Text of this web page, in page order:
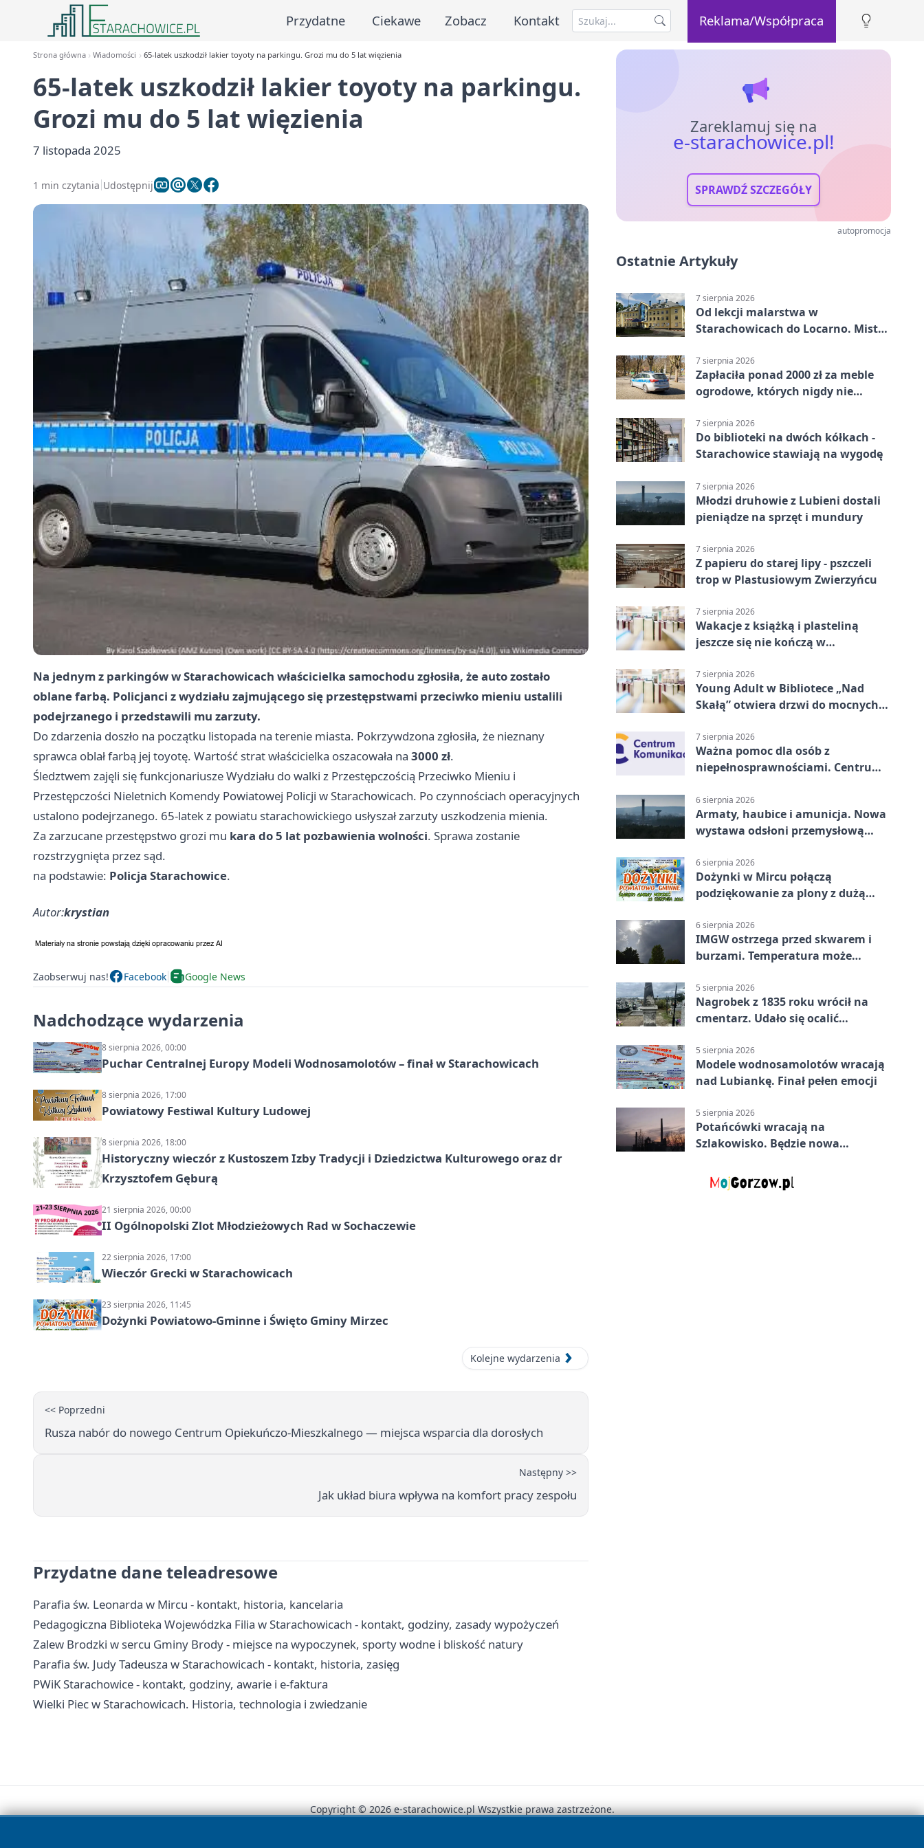
Przydatne Ciekawe Zobacz Kontakt Reklama/Współpraca
Strona główna Wiadomości 65-latek uszkodził lakier toyoty na parkingu. Grozi mu do 5 lat więzienia
65-latek uszkodził lakier toyoty na parkingu.
Grozi mu do 5 lat więzienia
7 listopada 2025
1 min czytania Udostępnij
Na jednym z parkingów w Starachowicach właścicielka samochodu zgłosiła, że auto zostało
oblane farbą. Policjanci z wydziału zajmującego się przestępstwami przeciwko mieniu ustalili
podejrzanego i przedstawili mu zarzuty.
Do zdarzenia doszło na początku listopada na terenie miasta. Pokrzywdzona zgłosiła, że nieznany
sprawca oblał farbą jej toyotę. Wartość strat właścicielka oszacowała na 3000 zł.
Śledztwem zajęli się funkcjonariusze Wydziału do walki z Przestępczością Przeciwko Mieniu i
Przestępczości Nieletnich Komendy Powiatowej Policji w Starachowicach. Po czynnościach operacyjnych
ustalono podejrzanego. 65-latek z powiatu starachowickiego usłyszał zarzuty uszkodzenia mienia.
Za zarzucane przestępstwo grozi mu kara do 5 lat pozbawienia wolności. Sprawa zostanie
rozstrzygnięta przez sąd.
na podstawie: Policja Starachowice.
Autor:krystian
Zaobserwuj nas! Facebook Google News
Nadchodzące wydarzenia
8 sierpnia 2026, 00:00
Puchar Centralnej Europy Modeli Wodnosamolotów – finał w Starachowicach
8 sierpnia 2026, 17:00
Powiatowy Festiwal Kultury Ludowej
8 sierpnia 2026, 18:00
Historyczny wieczór z Kustoszem Izby Tradycji i Dziedzictwa Kulturowego oraz dr
Krzysztofem Gęburą
21 sierpnia 2026, 00:00
II Ogólnopolski Zlot Młodzieżowych Rad w Sochaczewie
22 sierpnia 2026, 17:00
Wieczór Grecki w Starachowicach
23 sierpnia 2026, 11:45
Dożynki Powiatowo-Gminne i Święto Gminy Mirzec
Kolejne wydarzenia
<< Poprzedni
Rusza nabór do nowego Centrum Opiekuńczo‑Mieszkalnego — miejsca wsparcia dla dorosłych
Następny >>
Jak układ biura wpływa na komfort pracy zespołu
Przydatne dane teleadresowe
Parafia św. Leonarda w Mircu - kontakt, historia, kancelaria
Pedagogiczna Biblioteka Wojewódzka Filia w Starachowicach - kontakt, godziny, zasady wypożyczeń
Zalew Brodzki w sercu Gminy Brody - miejsce na wypoczynek, sporty wodne i bliskość natury
Parafia św. Judy Tadeusza w Starachowicach - kontakt, historia, zasięg
PWiK Starachowice - kontakt, godziny, awarie i e-faktura
Wielki Piec w Starachowicach. Historia, technologia i zwiedzanie
Zareklamuj się na
e-starachowice.pl!
SPRAWDŹ SZCZEGÓŁY
autopromocja
Ostatnie Artykuły
7 sierpnia 2026
Od lekcji malarstwa w
Starachowicach do Locarno. Mistrz
7 sierpnia 2026
Zapłaciła ponad 2000 zł za meble
ogrodowe, których nigdy nie
7 sierpnia 2026
Do biblioteki na dwóch kółkach -
Starachowice stawiają na wygodę
7 sierpnia 2026
Młodzi druhowie z Lubieni dostali
pieniądze na sprzęt i mundury
7 sierpnia 2026
Z papieru do starej lipy - pszczeli
trop w Plastusiowym Zwierzyńcu
7 sierpnia 2026
Wakacje z książką i plasteliną
jeszcze się nie kończą w
7 sierpnia 2026
Young Adult w Bibliotece „Nad
Skałą” otwiera drzwi do mocnych
7 sierpnia 2026
Ważna pomoc dla osób z
niepełnosprawnościami. Centrum
6 sierpnia 2026
Armaty, haubice i amunicja. Nowa
wystawa odsłoni przemysłową
6 sierpnia 2026
Dożynki w Mircu połączą
podziękowanie za plony z dużą
6 sierpnia 2026
IMGW ostrzega przed skwarem i
burzami. Temperatura może
5 sierpnia 2026
Nagrobek z 1835 roku wrócił na
cmentarz. Udało się ocalić
5 sierpnia 2026
Modele wodnosamolotów wracają
nad Lubiankę. Finał pełen emocji
5 sierpnia 2026
Potańcówki wracają na
Szlakowisko. Będzie nowa
Copyright © 2026 e-starachowice.pl Wszystkie prawa zastrzeżone.